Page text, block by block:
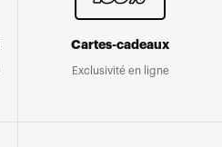
Cartes-cadeaux
Exclusivité en ligne